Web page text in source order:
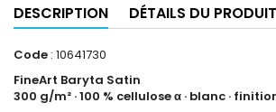
DESCRIPTION DÉTAILS DU PRODUIT
Code : 10641730
FineArt Baryta Satin
300 g/m² · 100 % cellulose α · blanc ·